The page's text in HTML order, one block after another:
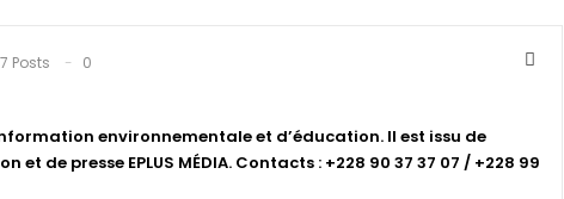
Posts
0
environnementale et d’éducation. Il est issu de
et de presse EPLUS MÉDIA. Contacts : +228 90 37 37 07 / +228 99